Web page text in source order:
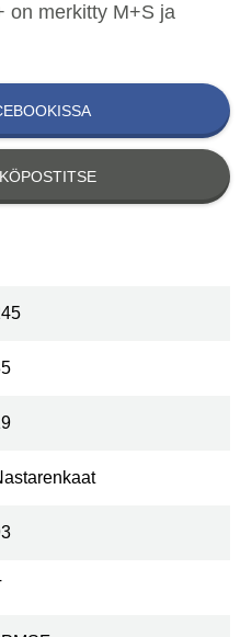
on merkitty M+S ja